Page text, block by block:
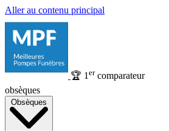
Aller au contenu principal
🏆 1 ercomparateur
obsèques
Obsèques